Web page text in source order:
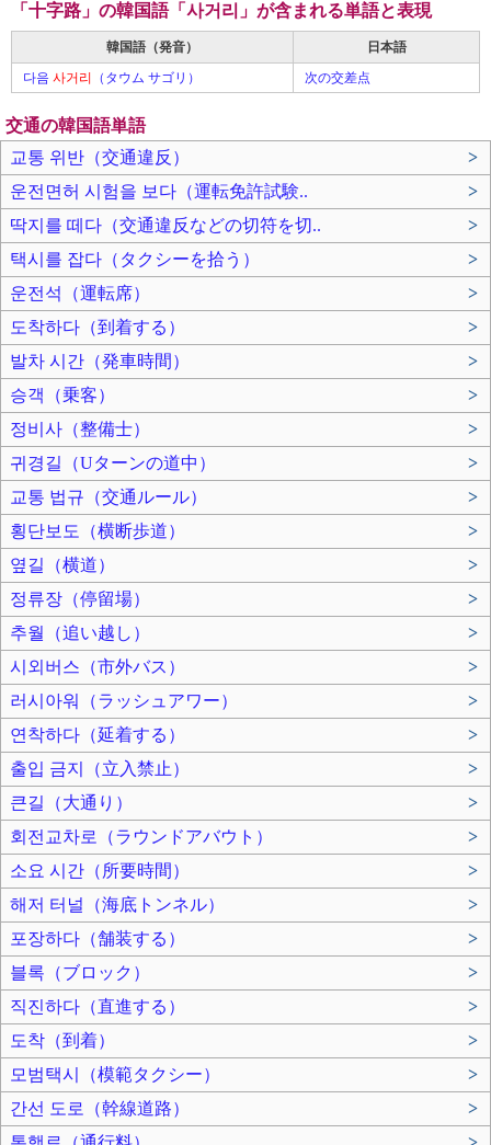
「十字路」の韓国語「사거리」が含まれる単語と表現
韓国語（発音）
日本語
다음 사거리 （タウム サゴリ） 次の交差点
交通の韓国語単語
교통 위반（交通違反）
>
운전면허 시험을 보다（運転免許試験..
>
딱지를 떼다（交通違反などの切符を切..
>
택시를 잡다（タクシーを拾う）
>
운전석（運転席）
>
도착하다（到着する）
>
발차 시간（発車時間）
>
승객（乗客）
>
정비사（整備士）
>
귀경길（Uターンの道中）
>
교통 법규（交通ルール）
>
횡단보도（横断歩道）
>
옆길（横道）
>
정류장（停留場）
>
추월（追い越し）
>
시외버스（市外バス）
>
러시아워（ラッシュアワー）
>
연착하다（延着する）
>
출입 금지（立入禁止）
>
큰길（大通り）
>
회전교차로（ラウンドアバウト）
>
소요 시간（所要時間）
>
해저 터널（海底トンネル）
>
포장하다（舗装する）
>
블록（ブロック）
>
직진하다（直進する）
>
도착（到着）
>
모범택시（模範タクシー）
>
간선 도로（幹線道路）
>